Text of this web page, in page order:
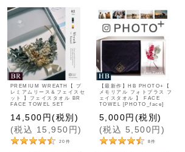
絞り込む
PREMIUM WREATH【 プ
レミアムリース＆フェイスセ
ット 】フェイスタオル BR
FACE TOWEL SET
14,500円(税別)
(税込 15,950 円)
20 件
【最新作】HB PHOTO+【
メモリアル フォトプラス フ
ェイスタオル 】 FACE
TOWEL [PHOTO_face]
5,000円 (税別)
(税込 5,500円 )
8件